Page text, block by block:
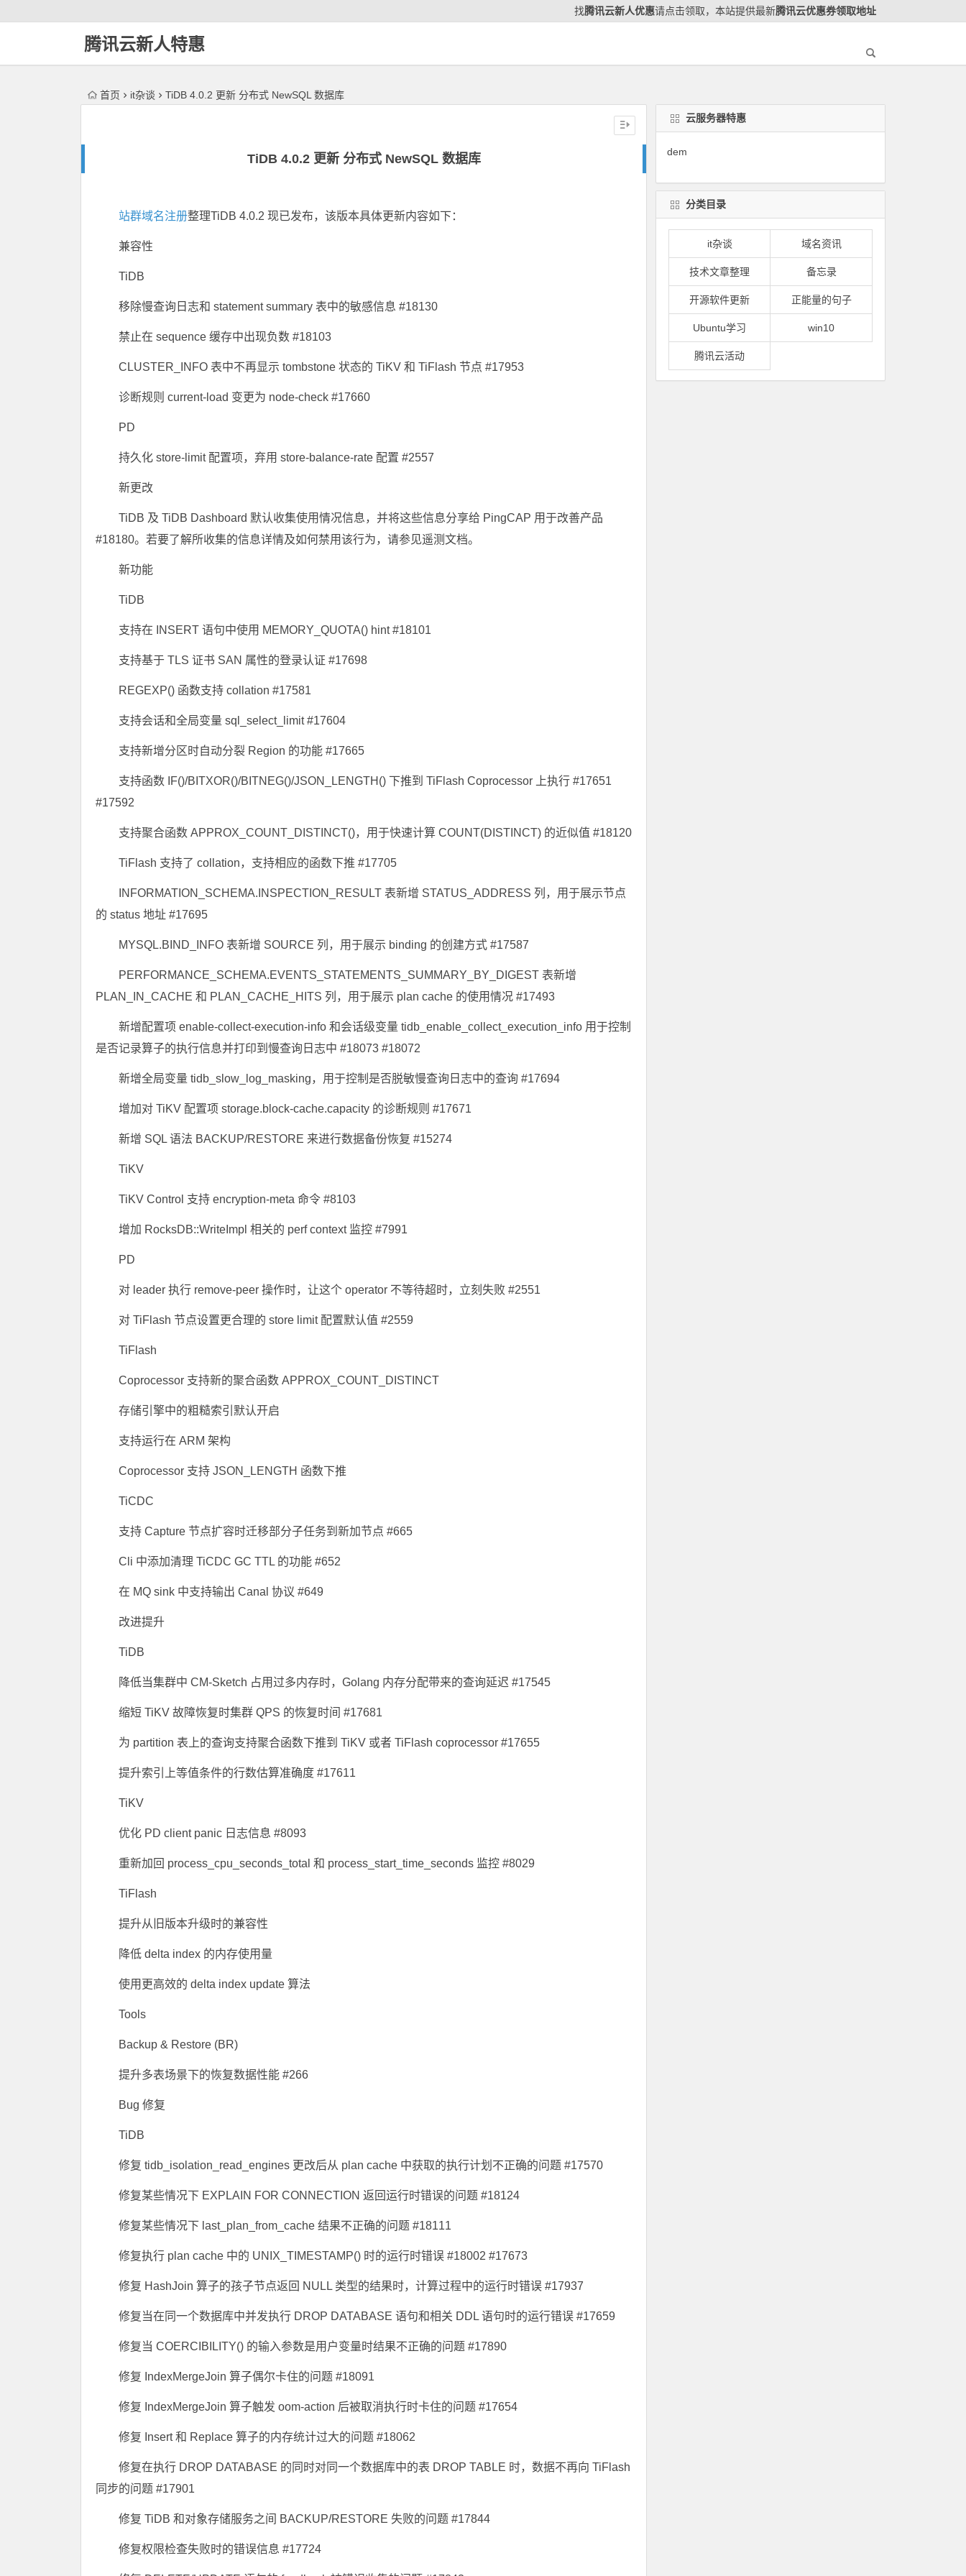
找腾讯云新人优惠请点击领取，本站提供最新腾讯云优惠券领取地址
腾讯云新人特惠
首页 it杂谈 TiDB 4.0.2 更新 分布式 NewSQL 数据库
TiDB 4.0.2 更新 分布式 NewSQL 数据库
站群域名注册整理TiDB 4.0.2 现已发布，该版本具体更新内容如下：
兼容性
TiDB
移除慢查询日志和 statement summary 表中的敏感信息 #18130
禁止在 sequence 缓存中出现负数 #18103
CLUSTER_INFO 表中不再显示 tombstone 状态的 TiKV 和 TiFlash 节点 #17953
诊断规则 current-load 变更为 node-check #17660
PD
持久化 store-limit 配置项，弃用 store-balance-rate 配置 #2557
新更改
TiDB 及 TiDB Dashboard 默认收集使用情况信息，并将这些信息分享给 PingCAP 用于改善产品
#18180。若要了解所收集的信息详情及如何禁用该行为，请参见遥测文档。
新功能
TiDB
支持在 INSERT 语句中使用 MEMORY_QUOTA() hint #18101
支持基于 TLS 证书 SAN 属性的登录认证 #17698
REGEXP() 函数支持 collation #17581
支持会话和全局变量 sql_select_limit #17604
支持新增分区时自动分裂 Region 的功能 #17665
支持函数 IF()/BITXOR()/BITNEG()/JSON_LENGTH() 下推到 TiFlash Coprocessor 上执行 #17651
#17592
支持聚合函数 APPROX_COUNT_DISTINCT()，用于快速计算 COUNT(DISTINCT) 的近似值 #18120
TiFlash 支持了 collation，支持相应的函数下推 #17705
INFORMATION_SCHEMA.INSPECTION_RESULT 表新增 STATUS_ADDRESS 列，用于展示节点
的 status 地址 #17695
MYSQL.BIND_INFO 表新增 SOURCE 列，用于展示 binding 的创建方式 #17587
PERFORMANCE_SCHEMA.EVENTS_STATEMENTS_SUMMARY_BY_DIGEST 表新增
PLAN_IN_CACHE 和 PLAN_CACHE_HITS 列，用于展示 plan cache 的使用情况 #17493
新增配置项 enable-collect-execution-info 和会话级变量 tidb_enable_collect_execution_info 用于控制
是否记录算子的执行信息并打印到慢查询日志中 #18073 #18072
新增全局变量 tidb_slow_log_masking，用于控制是否脱敏慢查询日志中的查询 #17694
增加对 TiKV 配置项 storage.block-cache.capacity 的诊断规则 #17671
新增 SQL 语法 BACKUP/RESTORE 来进行数据备份恢复 #15274
TiKV
TiKV Control 支持 encryption-meta 命令 #8103
增加 RocksDB::WriteImpl 相关的 perf context 监控 #7991
PD
对 leader 执行 remove-peer 操作时，让这个 operator 不等待超时，立刻失败 #2551
对 TiFlash 节点设置更合理的 store limit 配置默认值 #2559
TiFlash
Coprocessor 支持新的聚合函数 APPROX_COUNT_DISTINCT
存储引擎中的粗糙索引默认开启
支持运行在 ARM 架构
Coprocessor 支持 JSON_LENGTH 函数下推
TiCDC
支持 Capture 节点扩容时迁移部分子任务到新加节点 #665
Cli 中添加清理 TiCDC GC TTL 的功能 #652
在 MQ sink 中支持输出 Canal 协议 #649
改进提升
TiDB
降低当集群中 CM-Sketch 占用过多内存时，Golang 内存分配带来的查询延迟 #17545
缩短 TiKV 故障恢复时集群 QPS 的恢复时间 #17681
为 partition 表上的查询支持聚合函数下推到 TiKV 或者 TiFlash coprocessor #17655
提升索引上等值条件的行数估算准确度 #17611
TiKV
优化 PD client panic 日志信息 #8093
重新加回 process_cpu_seconds_total 和 process_start_time_seconds 监控 #8029
TiFlash
提升从旧版本升级时的兼容性
降低 delta index 的内存使用量
使用更高效的 delta index update 算法
Tools
Backup & Restore (BR)
提升多表场景下的恢复数据性能 #266
Bug 修复
TiDB
修复 tidb_isolation_read_engines 更改后从 plan cache 中获取的执行计划不正确的问题 #17570
修复某些情况下 EXPLAIN FOR CONNECTION 返回运行时错误的问题 #18124
修复某些情况下 last_plan_from_cache 结果不正确的问题 #18111
修复执行 plan cache 中的 UNIX_TIMESTAMP() 时的运行时错误 #18002 #17673
修复 HashJoin 算子的孩子节点返回 NULL 类型的结果时，计算过程中的运行时错误 #17937
修复当在同一个数据库中并发执行 DROP DATABASE 语句和相关 DDL 语句时的运行错误 #17659
修复当 COERCIBILITY() 的输入参数是用户变量时结果不正确的问题 #17890
修复 IndexMergeJoin 算子偶尔卡住的问题 #18091
修复 IndexMergeJoin 算子触发 oom-action 后被取消执行时卡住的问题 #17654
修复 Insert 和 Replace 算子的内存统计过大的问题 #18062
修复在执行 DROP DATABASE 的同时对同一个数据库中的表 DROP TABLE 时，数据不再向 TiFlash
同步的问题 #17901
修复 TiDB 和对象存储服务之间 BACKUP/RESTORE 失败的问题 #17844
修复权限检查失败时的错误信息 #17724
云服务器特惠
dem
分类目录
it杂谈 域名资讯
技术文章整理 备忘录
开源软件更新 正能量的句子
Ubuntu学习 win10
腾讯云活动